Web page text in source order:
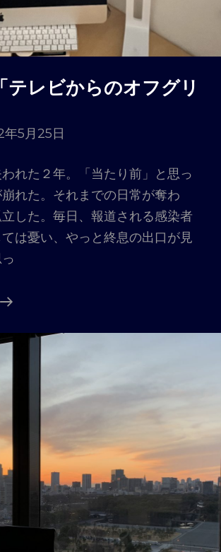
レビからのオフグリ
5月25日
れた２年。「当たり前」と思っ
れた。それまでの日常が奪わ
した。毎日、報道される感染者
は憂い、やっと終息の出口が見
Vol.
「テ
の
オ